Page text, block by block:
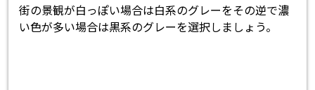
街の景観が白っぽい場合は白系のグレーをその逆で濃
い色が多い場合は黒系のグレーを選択しましょう。